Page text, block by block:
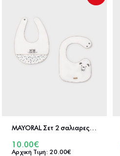
MAYORAL Σετ 2 σαλιαρες - 26-09074
10.00€
20.00€